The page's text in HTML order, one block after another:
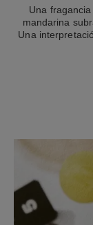
Una
mandarina
Una